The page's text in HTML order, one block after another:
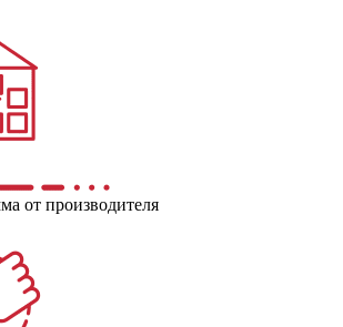
от производителя